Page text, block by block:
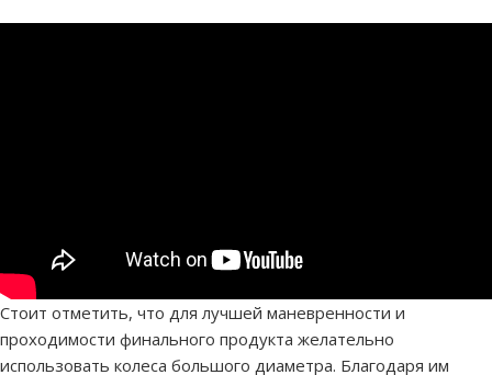
Стоит отметить, что для лучшей маневренности и
проходимости финального продукта желательно
использовать колеса большого диаметра. Благодаря им